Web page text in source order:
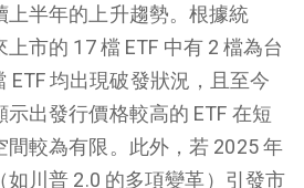
上半年的上升趨勢。根據統
市的 17 檔 ETF 中有 2 檔為台
ETF 均出現破發狀況，且至今
出發行價格較高的 ETF 在短
間較為有限。此外，若 2025 年
如川普 2.0 的多項變革）引發市